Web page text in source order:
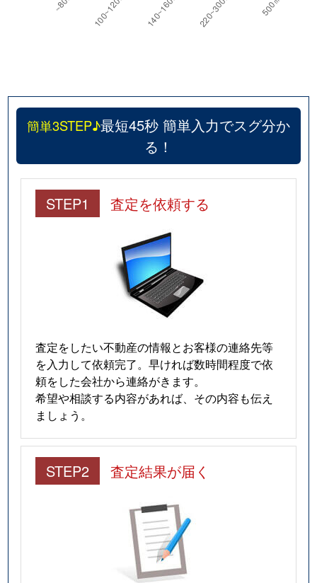
簡単3STEP♪最短45秒 簡単入力でスグ分か
る！
STEP1 査定を依頼する
査定をしたい不動産の情報とお客様の連絡先等
を入力して依頼完了。早ければ数時間程度で依
頼をした会社から連絡がきます。
希望や相談する内容があれば、その内容も伝え
ましょう。
STEP2 査定結果が届く